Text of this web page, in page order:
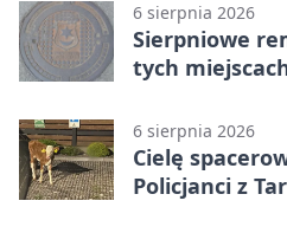
6 sierpnia 2026
Sierpniowe
tych
6 sierpnia 2026
Cielę
Policjanci z